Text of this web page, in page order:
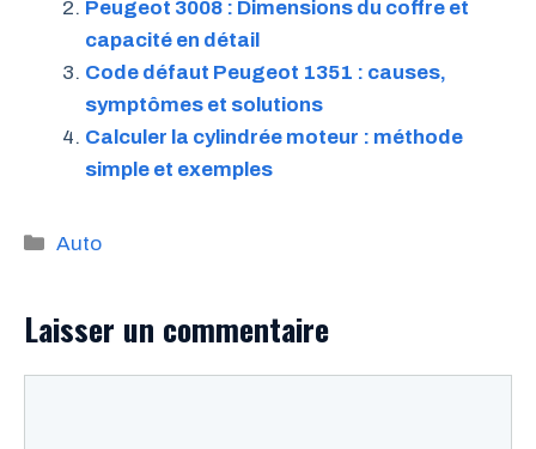
Peugeot 3008 : Dimensions du coffre et
capacité en détail
Code défaut Peugeot 1351 : causes,
symptômes et solutions
Calculer la cylindrée moteur : méthode
simple et exemples
Catégories
Auto
Laisser un commentaire